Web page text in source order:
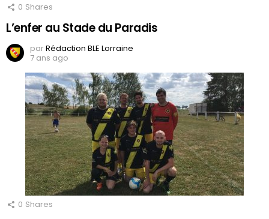
0 Shares
L’enfer au Stade du Paradis
parRédaction BLE Lorraine
7 ans ago
0 Shares